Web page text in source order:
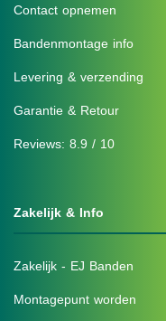
Contact opnemen
Bandenmontage info
Levering & verzending
Garantie & Retour
Reviews: 8.9 / 10
Zakelijk & Info
Zakelijk - EJ Banden
Montagepunt worden